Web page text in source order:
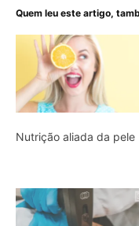
Quem leu este artigo,
Nutrição aliada da pele